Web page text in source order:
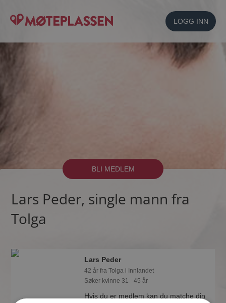
LOGG INN
BLI MEDLEM
Lars Peder, single mann fra
Tolga
Lars Peder
42 år fra Tolga i Innlandet
Søker kvinne 31 - 45 år
Hvis du er medlem kan du matche din